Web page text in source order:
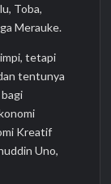
Toba,
Merauke.
tetapi
tentunya
Kreatif
Uno,